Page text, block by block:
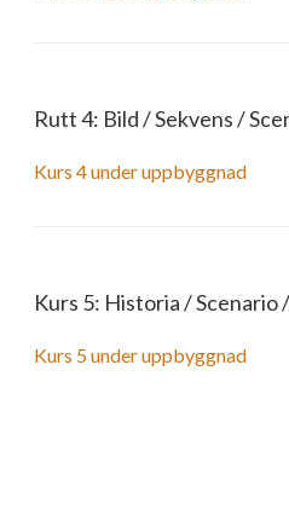
Rutt 4: Bild / Sekvens /
Kurs 4 under uppbyggnad
Kurs 5: Historia / Scenario
Kurs 5 under uppbyggnad